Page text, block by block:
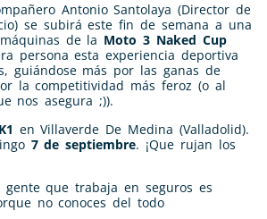
Antonio Santolaya (Director de
se subirá este fin de semana a una
de la Moto 3 Naked Cup
persona esta experiencia deportiva
guiándose más por las ganas de
la competitividad más feroz (o al
nos asegura ;)).
en Villaverde De Medina (Valladolid).
7 de septiembre. ¡Que rujan los
que trabaja en seguros es
no conoces del todo